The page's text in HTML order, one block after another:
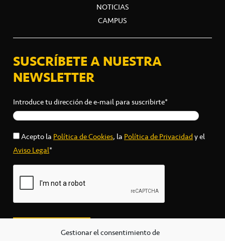
Gestionar el consentimiento de
NOTICIAS
CAMPUS
SUSCRÍBETE A NUESTRA
NEWSLETTER
Introduce tu dirección de e-mail para suscribirte*
Acepto laPolítica de Cookies, laPolítica de Privacidady el
Aviso Legal*